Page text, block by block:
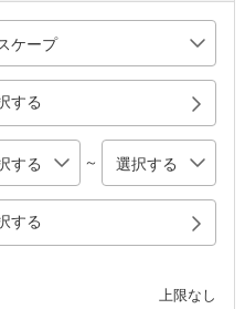
する
～
する
上限なし